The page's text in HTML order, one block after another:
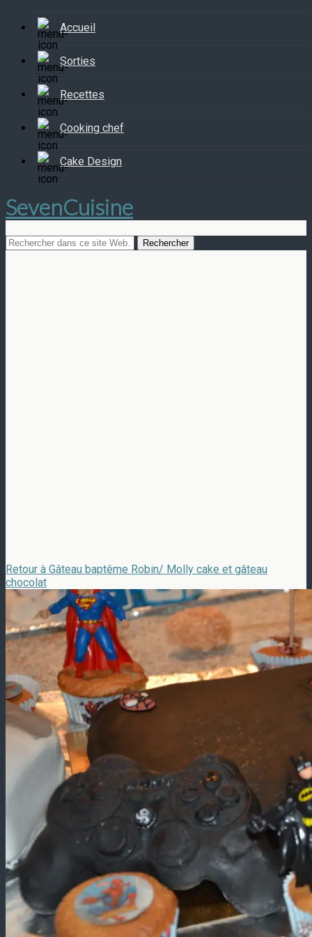
Accueil
Sorties
Recettes
Cooking chef
Cake Design
SevenCuisine
Retour à Gâteau baptême Robin/ Molly cake et gâteau
chocolat